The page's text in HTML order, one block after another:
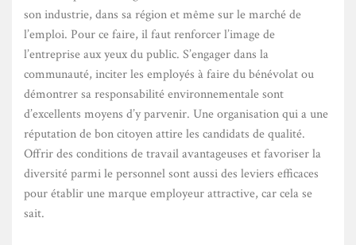
son industrie, dans sa région et même sur le marché de
l’emploi. Pour ce faire, il faut renforcer l’image de
l’entreprise aux yeux du public. S’engager dans la
communauté, inciter les employés à faire du bénévolat ou
démontrer sa responsabilité environnementale sont
d’excellents moyens d’y parvenir. Une organisation qui a une
réputation de bon citoyen attire les candidats de qualité.
Offrir des conditions de travail avantageuses et favoriser la
diversité parmi le personnel sont aussi des leviers efficaces
pour établir une marque employeur attractive, car cela se
sait.